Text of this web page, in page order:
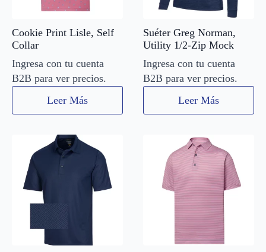
Cookie Print Lisle, Self
Collar
Ingresa con tu cuenta
B2B para ver precios.
Leer Más
Suéter Greg Norman,
Utility 1/2-Zip Mock
Ingresa con tu cuenta
B2B para ver precios.
Leer Más